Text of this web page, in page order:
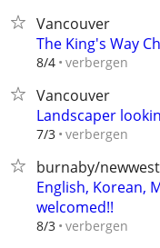
Vancouver
The King's Way
8/4 verbergen
Vancouver
Landscaper
7/3 verbergen
burnaby/newwest
English, Korean,
welcomed!!
8/3 verbergen